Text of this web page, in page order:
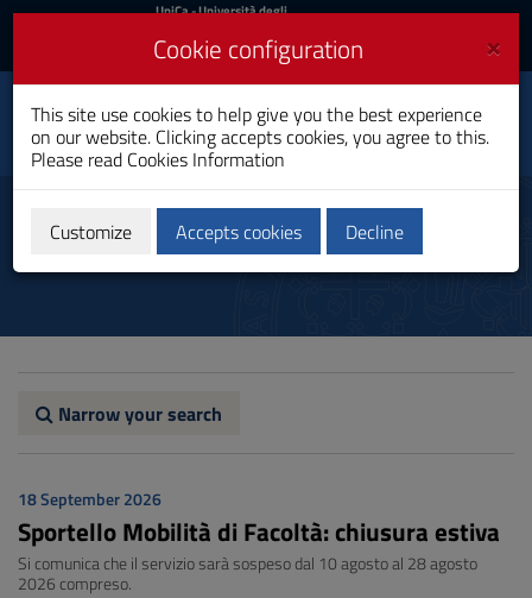
Skip
Content
to
Go
UniCa
Login
UniCa- Università degli
Login UniCA News
Toggle
navigation
Nursing – Cagliari
Bachelor's Degree
Notices
Narrow your search
18 September 2026
Sportello Mobilità di Facoltà: chiusura estiva
Si comunica che il servizio sarà sospeso dal 10 agosto al 28 agosto
2026 compreso.
×
Cookie configuration
This site use cookies to help give you the best experience
on our website. Clicking accepts cookies, you agree to this.
Please read Cookies Information
Customize Accepts cookies Decline